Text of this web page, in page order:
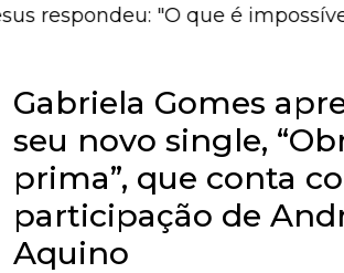
"O que é impossível
Gabriela Gomes
seu novo single,
prima”, que conta
participação de
Aquino